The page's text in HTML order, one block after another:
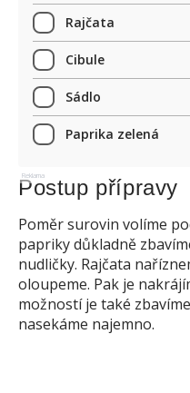
Rajčata
Cibule
Sádlo
Paprika zelená
Reklama
Postup přípravy
Poměr surovin volíme
papriky důkladně
nudličky. Rajčata
oloupeme. Pak je
možností je také
nasekáme najemno.